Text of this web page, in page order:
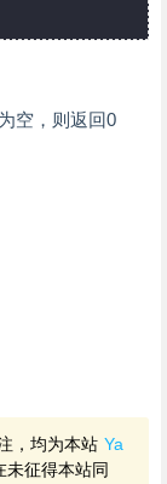
空，则返回0
，均为本站 Ya
未征得本站同